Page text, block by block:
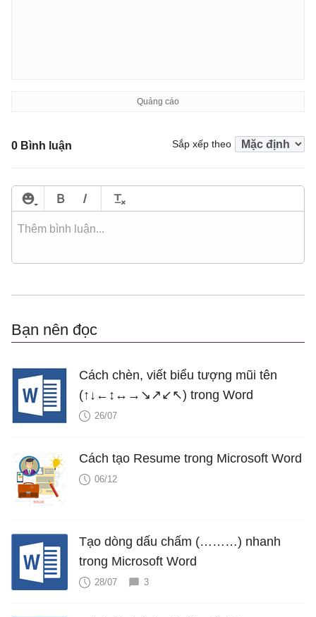
0 Bình luận Sắp xếp theo
Bạn nên đọc
Cách chèn, viết biểu tượng mũi tên
(↑↓←↕↔→↘↗↙↖) trong Word
26/07
Cách tạo Resume trong Microsoft Word
06/12
Tạo dòng dấu chấm (………) nhanh
trong Microsoft Word
28/07 3